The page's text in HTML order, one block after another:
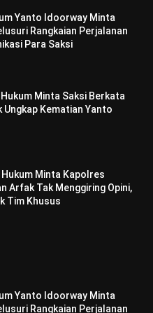
Yanto Idoorway Minta
Rangkaian Perjalanan
Para Saksi
Minta Saksi Berkata
Ungkap Kematian Yanto
Minta Kapolres
Arfak Tak Menggiring Opini,
Tim Khusus
Yanto Idoorway Minta
Rangkaian Perjalanan